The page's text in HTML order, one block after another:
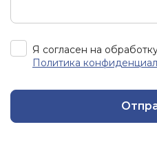
Я согласен на
Политика